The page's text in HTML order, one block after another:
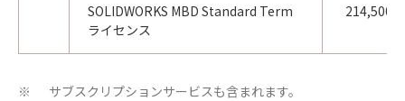
SOLIDWORKS MBD Standard Term
ライセンス
214,500円
※ サブスクリプションサービスも含まれます。